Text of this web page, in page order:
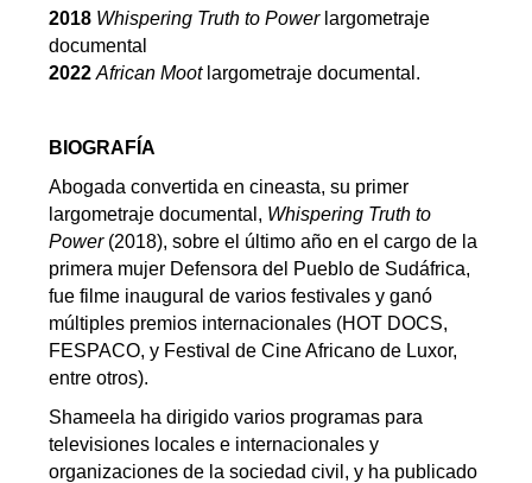
2018 Whispering Truth to Powerlargometraje
documental
2022African Mootlargometraje documental .
BIOGRAFÍA
Abogada convertida en cineasta, su primer
largometraje documental, Whispering Truth to
Power(2018), sobre el último año en el cargo de la
primera mujer Defensora del Pueblo de Sudáfrica,
fue filme inaugural de varios festivales y ganó
múltiples premios internacionales (HOT DOCS,
FESPACO, y Festival de Cine Africano de Luxor,
entre otros).
Shameela ha dirigido varios programas para
televisiones locales e internacionales y
organizaciones de la sociedad civil, y ha publicado